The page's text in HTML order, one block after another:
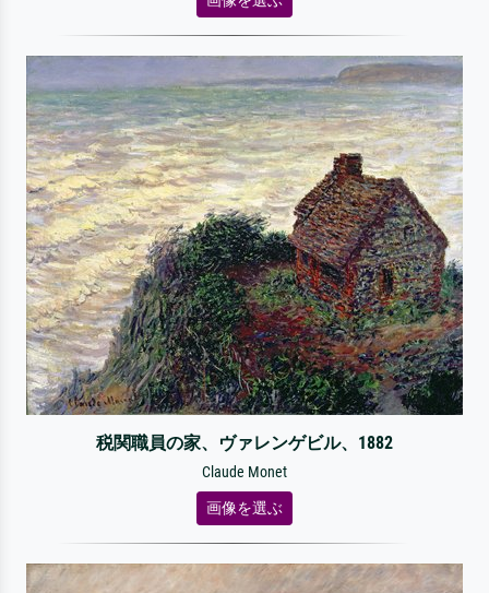
税関職員の家、ヴァレンゲビル、1882
Claude Monet
画像を選ぶ